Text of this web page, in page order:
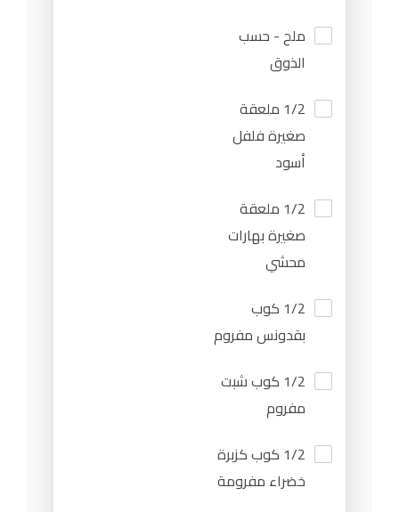
ملح - حسب
الذوق
1/2 ملعقة
صغيرة فلفل
أسود
1/2 ملعقة
صغيرة بهارات
محشي
1/2 كوب
بقدونس مفروم
1/2 كوب شبت
مفروم
1/2 كوب كزبرة
خضراء مفرومة